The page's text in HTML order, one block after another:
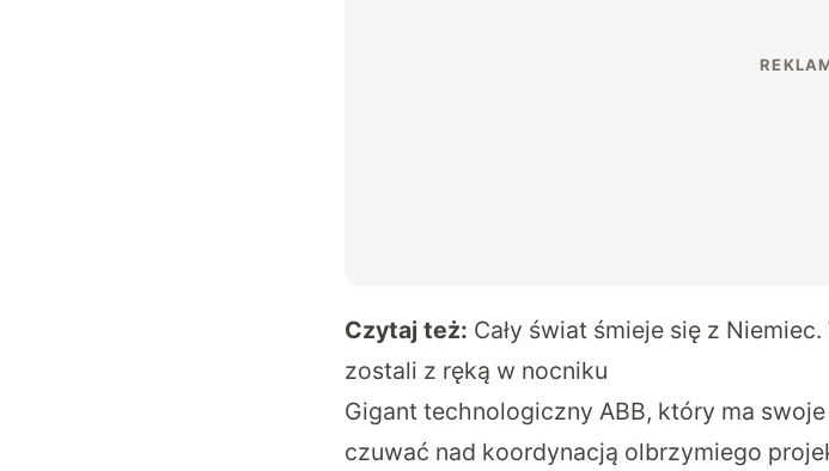
Czytaj też: Cały świat śmieje się z
zostali z ręką w nocniku
Gigant technologiczny ABB, który ma
czuwać nad koordynacją olbrzymiego